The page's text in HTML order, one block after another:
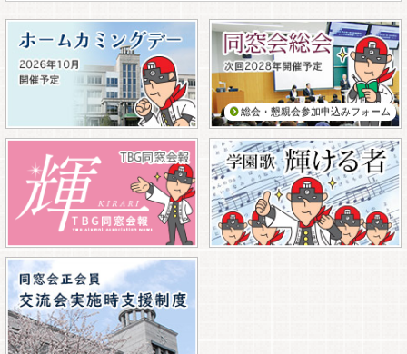
総会・懇親会参加申込みフォーム